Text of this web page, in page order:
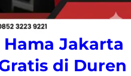
Jakarta
di Duren